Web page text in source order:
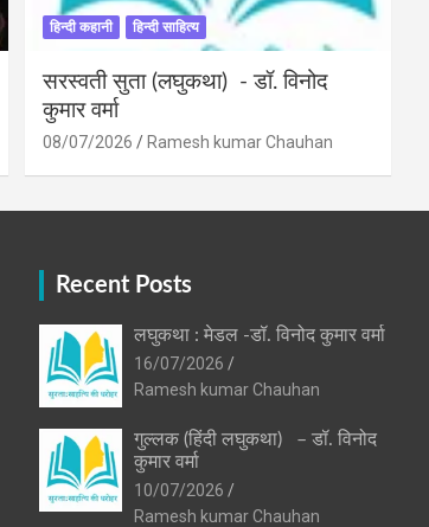
हिन्दी कहानी हिन्दी साहित्य
सरस्वती सुता (लघुकथा) ​- डॉ. विनोद
कुमार वर्मा
08/07/2026 Ramesh kumar Chauhan
Recent Posts
लघुकथा : मेडल -डॉ. विनोद कुमार वर्मा
16/07/2026
Ramesh kumar Chauhan
गुल्लक (हिंदी लघुकथा) – डॉ. विनोद
कुमार वर्मा
10/07/2026
Ramesh kumar Chauhan